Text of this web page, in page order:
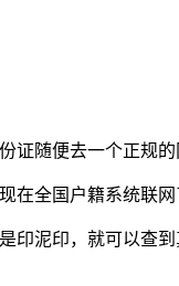
证随便去一个正规
在全国户籍系统联
印泥印，就可以查